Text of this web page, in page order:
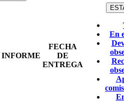
INFORME
FECHA
DE
ENTREGA
En